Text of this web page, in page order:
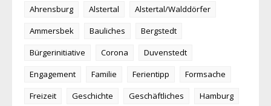
Ahrensburg Alstertal
Alstertal/Walddörfer
Ammersbek
Bauliches
Bergstedt
Bürgerinitiative
Corona
Duvenstedt
Engagement
Familie Ferientipp
Formsache
Freizeit
Geschichte Geschäftliches
Hamburg